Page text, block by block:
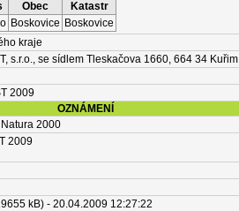
Obec
Katastr
Boskovice Boskovice
kraje
s.r.o., se sídlem Tleskačova 1660, 664 34 Kuřim
2009
OZNÁMENÍ
2000
2009
kB) - 20.04.2009 12:27:22